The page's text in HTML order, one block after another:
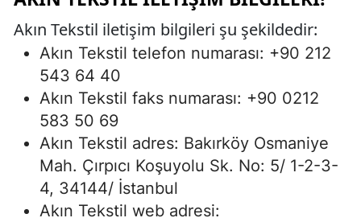
Akın Tekstil iletişim bilgileri şu şekildedir:
Akın Tekstil telefon numarası: +90 212
543 64 40
Akın Tekstil faks numarası: +90 0212
583 50 69
Akın Tekstil adres: Bakırköy Osmaniye
Mah. Çırpıcı Koşuyolu Sk. No: 5/ 1-2-3-
4, 34144/ İstanbul
Akın Tekstil web adresi: